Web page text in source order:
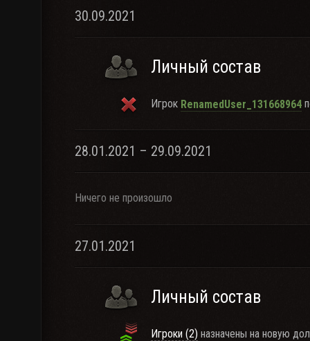
30.09.2021
Личный состав
Игрок RenamedUser_131668964
28.01.2021 – 29.09.2021
Ничего не произошло
27.01.2021
Личный состав
Игроки (2) назначены на новую